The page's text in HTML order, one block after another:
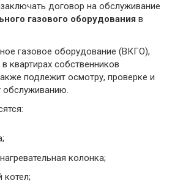
договор на обслуживание
газового оборудования в
газовое оборудование (ВКГО),
квартирах собственников
подлежит осмотру, проверке и
обслуживанию.
колонка;
котел;